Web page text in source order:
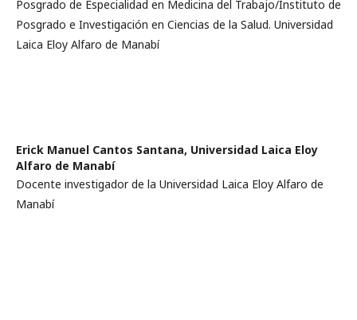
Posgrado de Especialidad en Medicina del Trabajo/Instituto de
Posgrado e Investigación en Ciencias de la Salud. Universidad
Laica Eloy Alfaro de Manabí
Erick Manuel Cantos Santana, Universidad Laica Eloy
Alfaro de Manabí
Docente investigador de la Universidad Laica Eloy Alfaro de
Manabí